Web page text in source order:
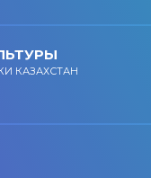
КАЗАХСТАН